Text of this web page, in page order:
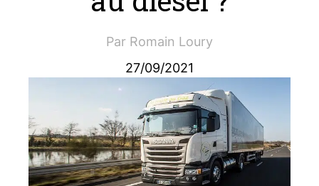
Par Romain Loury
27/09/2021